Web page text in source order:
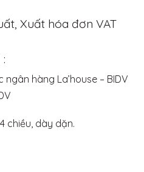
Xuất hóa đơn VAT
ngân hàng La’house – BIDV
chiều, dày dặn.